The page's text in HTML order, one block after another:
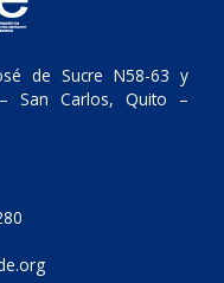
de Sucre N58-63 y
San Carlos, Quito –